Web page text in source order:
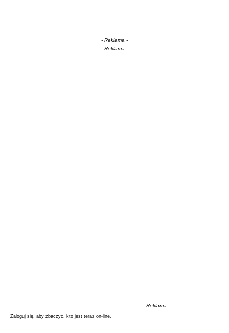
- Reklama -
- Reklama -
- Reklama -
Zaloguj się, aby zbaczyć, kto jest teraz on-line.